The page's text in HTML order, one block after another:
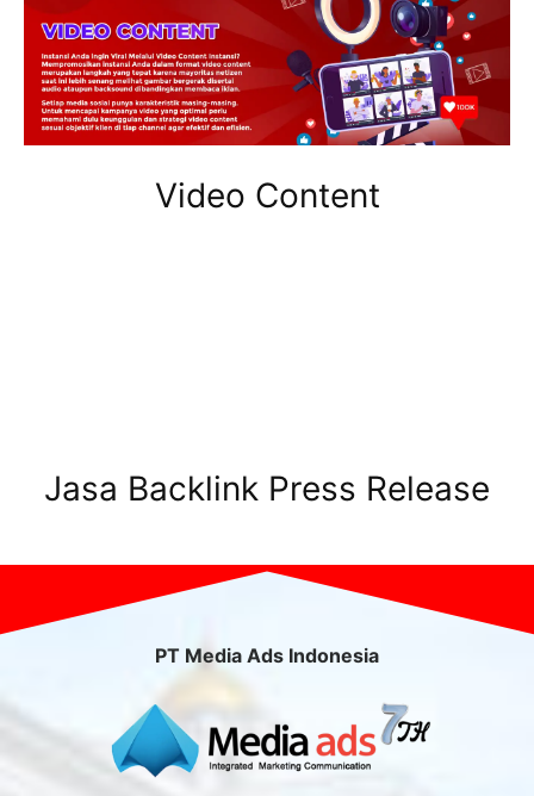
Video Content
Jasa Backlink Press Release
PT Media Ads Indonesia